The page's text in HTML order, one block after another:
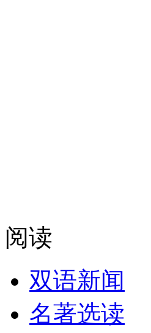
阅读
双语新闻
名著选读